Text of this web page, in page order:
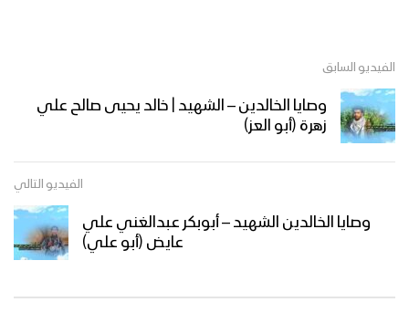
الفيديو السابق
وصايا الخالدين – الشهيد | خالد يحيى صالح علي
زهرة (أبو العز)
الفيديو التالي
وصايا الخالدين الشهيد – أبوبكر عبدالغني علي
عايض (أبو علي)